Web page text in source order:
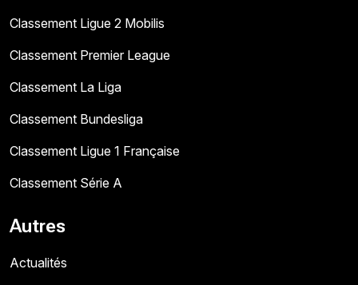
Classement Ligue 2 Mobilis
Classement Premier League
Classement La Liga
Classement Bundesliga
Classement Ligue 1 Française
Classement Série A
Autres
Actualités